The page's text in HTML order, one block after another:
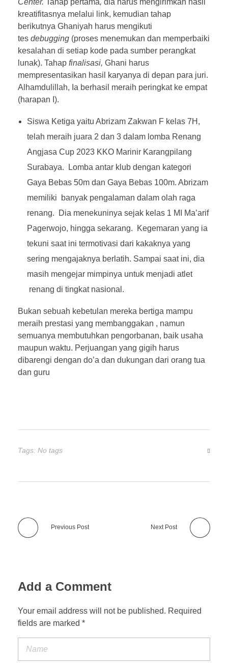
kreatifitasnya melalui link, kemudian tahap
berikutnya Ghaniyah harus mengikuti
tes debugging (proses menemukan dan memperbaiki
kesalahan di setiap kode pada sumber perangkat
lunak). Tahap finalisasi, Ghani harus
mempresentasikan hasil karyanya di depan para juri.
Alhamdulillah, Ia berhasil meraih peringkat ke empat
(harapan I).
Siswa Ketiga yaitu Abrizam Zakwan F kelas 7H,
telah meraih juara 2 dan 3 dalam lomba Renang
Angjasa Cup 2023 KKO Marinir Karangpilang
Surabaya. Lomba antar klub dengan kategori
Gaya Bebas 50m dan Gaya Bebas 100m. Abrizam
memiliki banyak pengalaman dalam olah raga
renang. Dia menekuninya sejak kelas 1 MI Ma’arif
Pagerwojo, hingga sekarang. Kegemaran yang ia
tekuni saat ini termotivasi dari kakaknya yang
sering mengajaknya berlatih. Sampai saat ini, dia
masih mengejar mimpinya untuk menjadi atlet
renang di tingkat nasional.
Bukan sebuah kebetulan mereka bertiga mampu
meraih prestasi yang membanggakan , namun
semuanya membutuhkan pengorbanan, baik usaha
maupun waktu. Perjuangan yang gigih harus
dibarengi dengan do’a dan dukungan dari orang tua
dan guru
Tags: No tags
Previous Post Next Post
Add a Comment
Your email address will not be published. Required
fields are marked *